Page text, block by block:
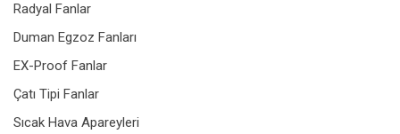
Radyal Fanlar
Duman Egzoz Fanları
EX-Proof Fanlar
Çatı Tipi Fanlar
Sıcak Hava Apareyleri